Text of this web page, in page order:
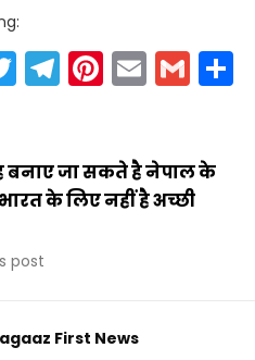
Twitter
Telegram
Pinterest
Email
बनाए जा सकते है नेपाल के
के लिए नहीं है अच्छी
post
First News